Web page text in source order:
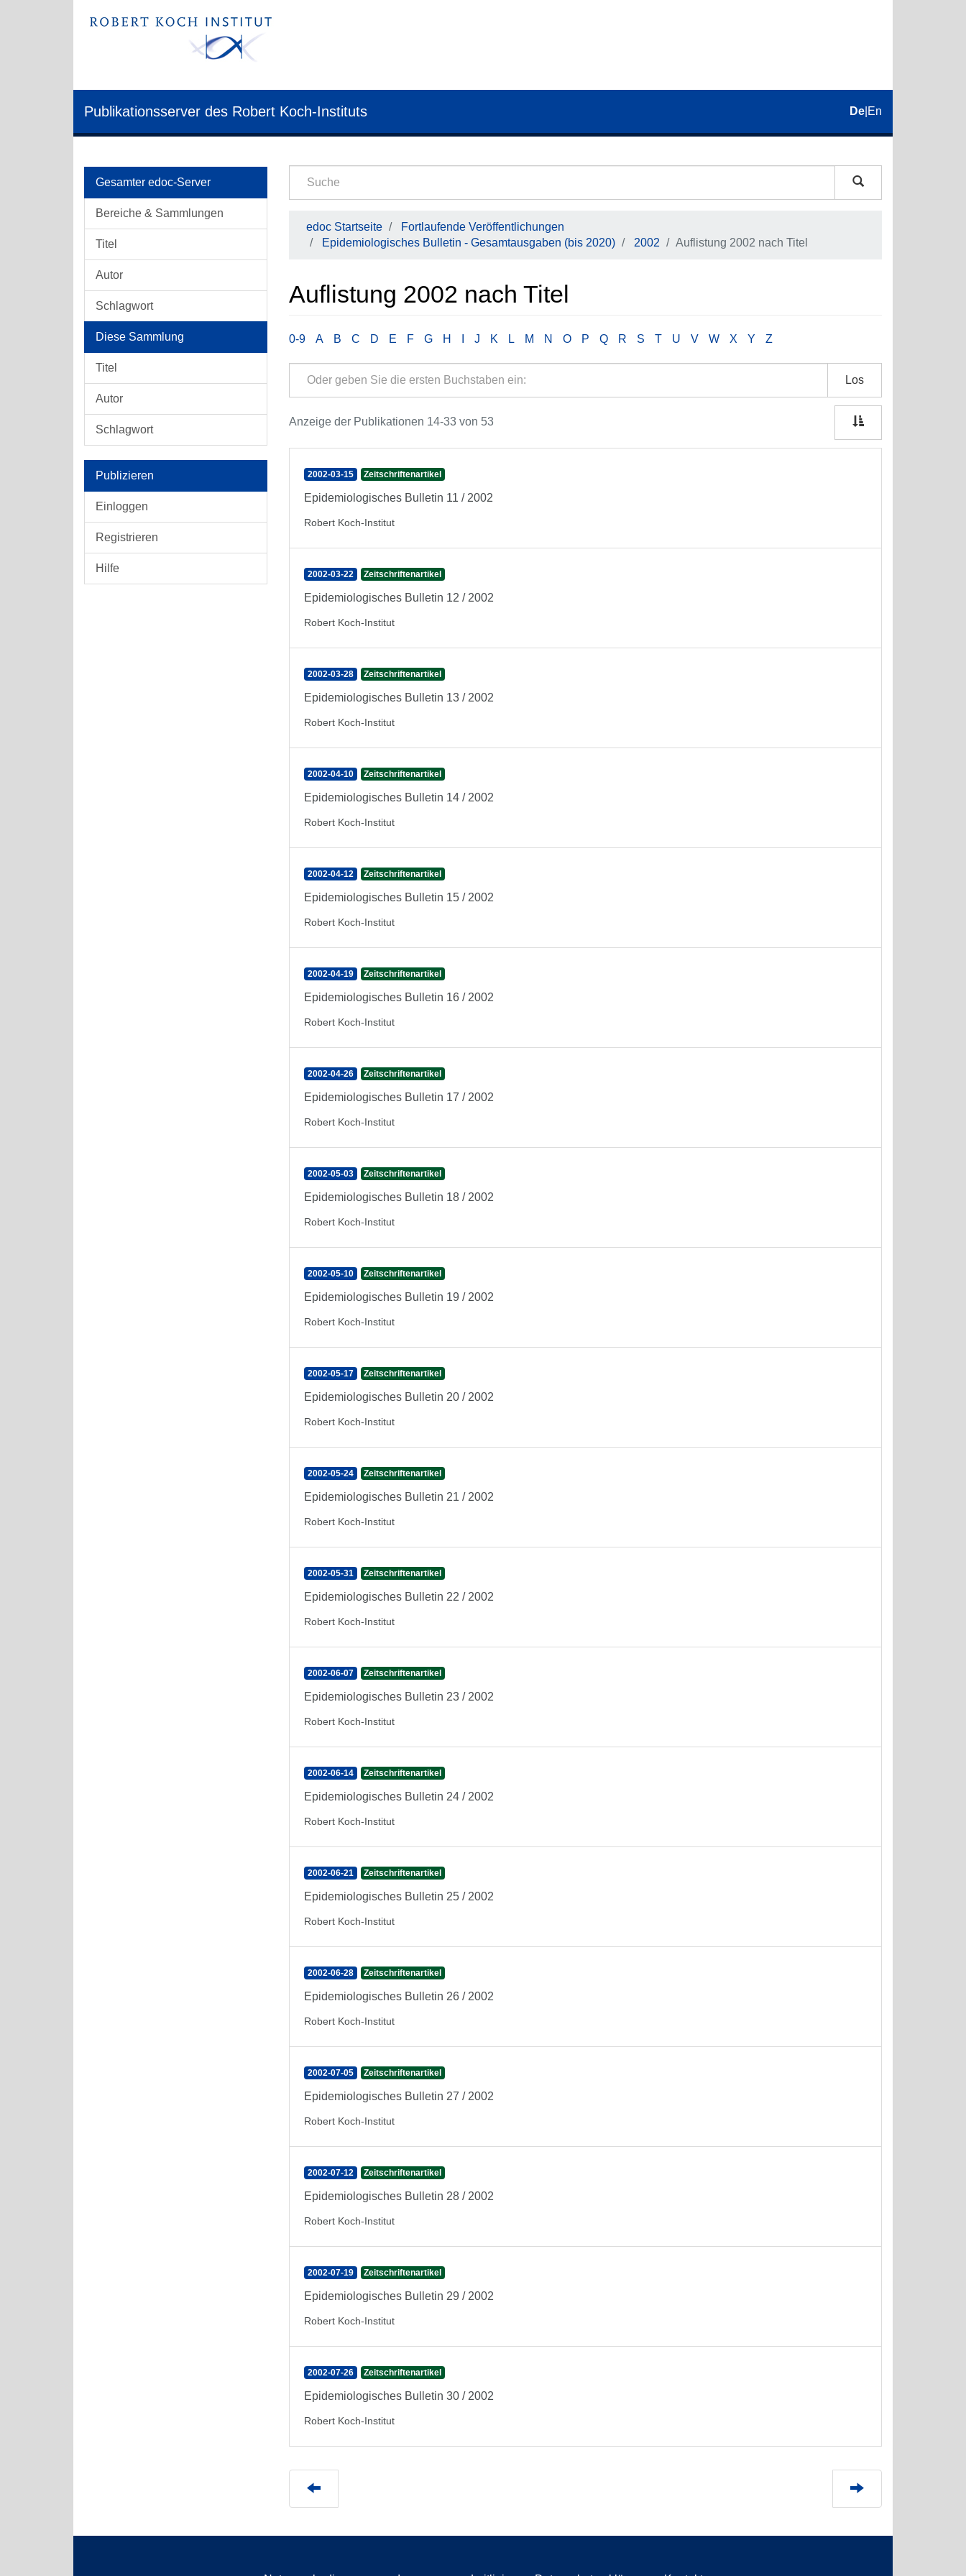
Publikationsserver des Robert Koch-Instituts De En
Gesamter edoc-Server
Bereiche & Sammlungen
Titel
Autor
Schlagwort
Diese Sammlung
Titel
Autor
Schlagwort
Publizieren
Einloggen
Registrieren
Hilfe
edoc Startseite
Fortlaufende Veröffentlichungen
Epidemiologisches Bulletin - Gesamtausgaben (bis 2020)
2002 Auflistung 2002 nach Titel
Auflistung 2002 nach Titel
0-9 A B C D E F G H J K L M N O P Q R S T U V W X Y Z
Los
Anzeige der Publikationen 14-33 von 53
2002-03-15 Zeitschriftenartikel
Epidemiologisches Bulletin 11 / 2002
Robert Koch-Institut
2002-03-22 Zeitschriftenartikel
Epidemiologisches Bulletin 12 / 2002
Robert Koch-Institut
2002-03-28 Zeitschriftenartikel
Epidemiologisches Bulletin 13 / 2002
Robert Koch-Institut
2002-04-10 Zeitschriftenartikel
Epidemiologisches Bulletin 14 / 2002
Robert Koch-Institut
2002-04-12 Zeitschriftenartikel
Epidemiologisches Bulletin 15 / 2002
Robert Koch-Institut
2002-04-19 Zeitschriftenartikel
Epidemiologisches Bulletin 16 / 2002
Robert Koch-Institut
2002-04-26 Zeitschriftenartikel
Epidemiologisches Bulletin 17 / 2002
Robert Koch-Institut
2002-05-03 Zeitschriftenartikel
Epidemiologisches Bulletin 18 / 2002
Robert Koch-Institut
2002-05-10 Zeitschriftenartikel
Epidemiologisches Bulletin 19 / 2002
Robert Koch-Institut
2002-05-17 Zeitschriftenartikel
Epidemiologisches Bulletin 20 / 2002
Robert Koch-Institut
2002-05-24 Zeitschriftenartikel
Epidemiologisches Bulletin 21 / 2002
Robert Koch-Institut
2002-05-31 Zeitschriftenartikel
Epidemiologisches Bulletin 22 / 2002
Robert Koch-Institut
2002-06-07 Zeitschriftenartikel
Epidemiologisches Bulletin 23 / 2002
Robert Koch-Institut
2002-06-14 Zeitschriftenartikel
Epidemiologisches Bulletin 24 / 2002
Robert Koch-Institut
2002-06-21 Zeitschriftenartikel
Epidemiologisches Bulletin 25 / 2002
Robert Koch-Institut
2002-06-28 Zeitschriftenartikel
Epidemiologisches Bulletin 26 / 2002
Robert Koch-Institut
2002-07-05 Zeitschriftenartikel
Epidemiologisches Bulletin 27 / 2002
Robert Koch-Institut
2002-07-12 Zeitschriftenartikel
Epidemiologisches Bulletin 28 / 2002
Robert Koch-Institut
2002-07-19 Zeitschriftenartikel
Epidemiologisches Bulletin 29 / 2002
Robert Koch-Institut
2002-07-26 Zeitschriftenartikel
Epidemiologisches Bulletin 30 / 2002
Robert Koch-Institut